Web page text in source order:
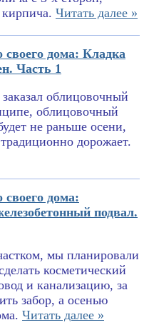
Читать далее »
своего дома: Кладка
Часть 1
облицовочный
облицовочный
не раньше осени,
дорожает.
своего дома:
подвал.
мы планировали
косметический
и канализацию, за
забор, а осенью
Читать далее »